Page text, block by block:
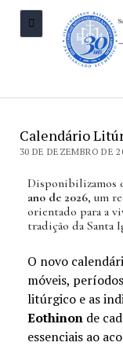
Calendário
30 DE DEZEMBRO DE
Disponibilizamos
ano de 2026, um
orientado para a
tradição da Santa
O novo
móveis,
litúrgico e as
Eothinonde
essenciais ao